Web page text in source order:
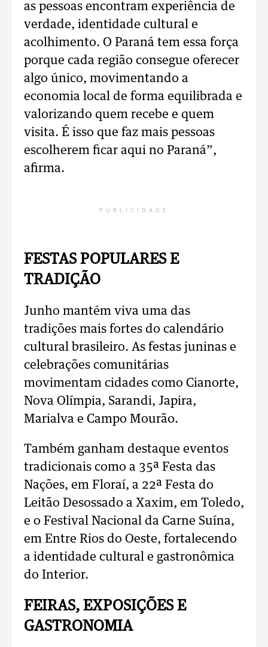
as pessoas encontram experiência de
verdade, identidade cultural e
acolhimento. O Paraná tem essa força
porque cada região consegue oferecer
algo único, movimentando a
economia local de forma equilibrada e
valorizando quem recebe e quem
visita. É isso que faz mais pessoas
escolherem ficar aqui no Paraná”,
afirma.
PUBLICIDADE
FESTAS POPULARES E
TRADIÇÃO
Junho mantém viva uma das
tradições mais fortes do calendário
cultural brasileiro. As festas juninas e
celebrações comunitárias
movimentam cidades como Cianorte,
Nova Olímpia, Sarandi, Japira,
Marialva e Campo Mourão.
Também ganham destaque eventos
tradicionais como a 35ª Festa das
Nações, em Floraí, a 22ª Festa do
Leitão Desossado a Xaxim, em Toledo,
e o Festival Nacional da Carne Suína,
em Entre Rios do Oeste, fortalecendo
a identidade cultural e gastronômica
do Interior.
FEIRAS, EXPOSIÇÕES E
GASTRONOMIA